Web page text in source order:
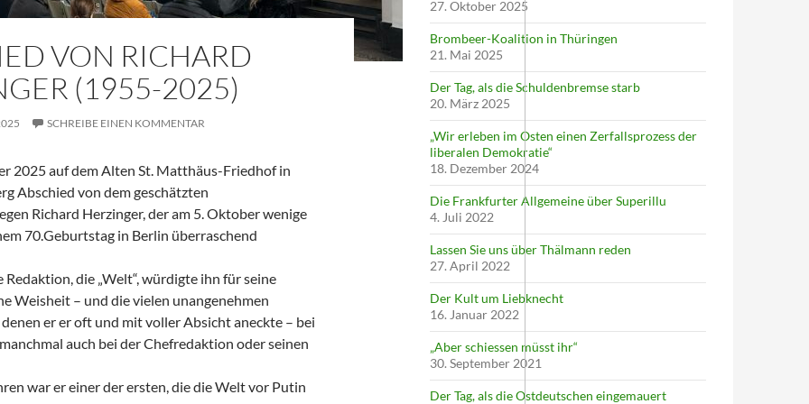
VON RICHARD
(1955-2025)
SCHREIBE EINEN KOMMENTAR
2025 auf dem Alten St. Matthäus-Friedhof in
Abschied von dem geschätzten
Richard Herzinger, der am 5. Oktober wenige
70.Geburtstag in Berlin überraschend
Redaktion, die „Welt“, würdigte ihn für seine
Weisheit – und die vielen unangenehmen
er er oft und mit voller Absicht aneckte – bei
auch bei der Chefredaktion oder seinen
war er einer der ersten, die die Welt vor Putin
27. Oktober 2025
Brombeer-Koalition in Thüringen
21. Mai 2025
Der Tag, als die Schuldenbremse starb
20. März 2025
„Wir erleben im Osten einen Zerfallsprozess der
liberalen Demokratie“
18. Dezember 2024
Die Frankfurter Allgemeine über Superillu
4. Juli 2022
Lassen Sie uns über Thälmann reden
27. April 2022
Der Kult um Liebknecht
16. Januar 2022
„Aber schiessen müsst ihr“
30. September 2021
Der Tag, als die Ostdeutschen eingemauert